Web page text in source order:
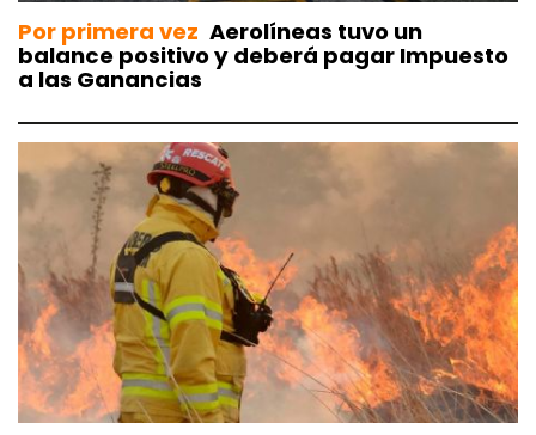
Por primera vez Aerolíneas tuvo un
balance positivo y deberá pagar Impuesto
a las Ganancias